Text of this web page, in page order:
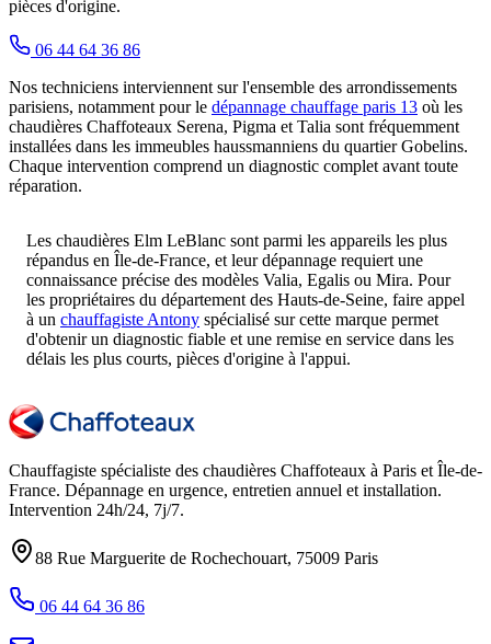
pièces d'origine.
06 44 64 36 86
Nos techniciens interviennent sur l'ensemble des arrondissements
parisiens, notamment pour le dépannage chauffage paris 13 où les
chaudières Chaffoteaux Serena, Pigma et Talia sont fréquemment
installées dans les immeubles haussmanniens du quartier Gobelins.
Chaque intervention comprend un diagnostic complet avant toute
réparation.
Les chaudières Elm LeBlanc sont parmi les appareils les plus
répandus en Île-de-France, et leur dépannage requiert une
connaissance précise des modèles Valia, Egalis ou Mira. Pour
les propriétaires du département des Hauts-de-Seine, faire appel
à un chauffagiste Antony spécialisé sur cette marque permet
d'obtenir un diagnostic fiable et une remise en service dans les
délais les plus courts, pièces d'origine à l'appui.
Chauffagiste spécialiste des chaudières Chaffoteaux à Paris et Île-de-
France. Dépannage en urgence, entretien annuel et installation.
Intervention 24h/24, 7j/7.
88 Rue Marguerite de Rochechouart, 75009 Paris
06 44 64 36 86